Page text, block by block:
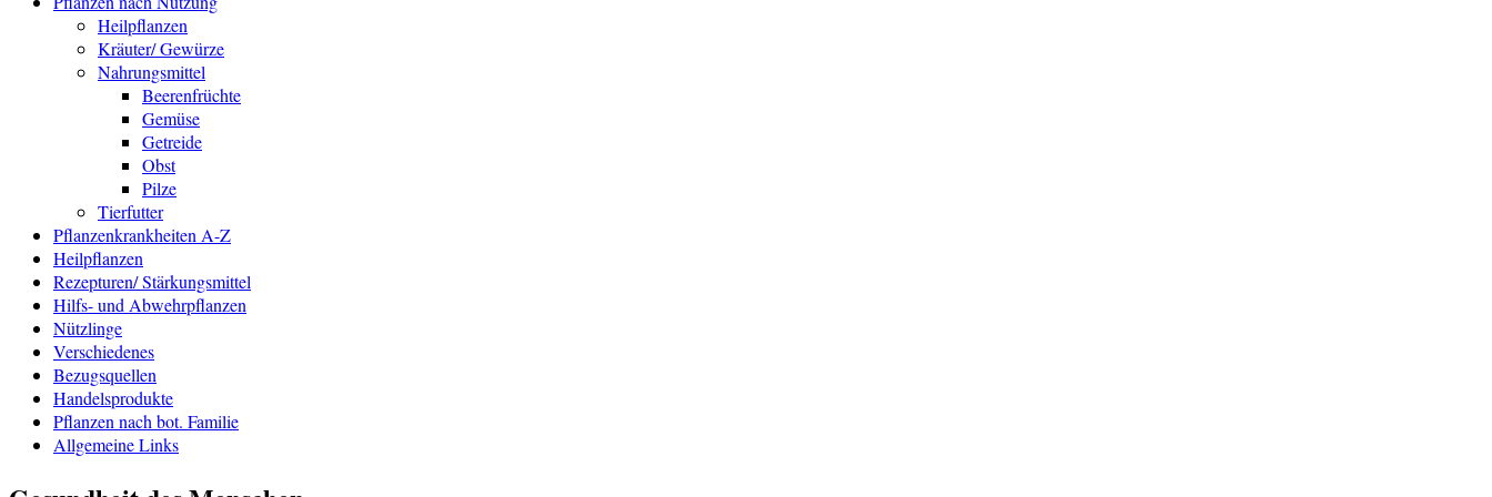
Heilpflanzen
Kräuter/ Gewürze
Nahrungsmittel
Beerenfrüchte
Gemüse
Getreide
Obst
Pilze
Tierfutter
Pflanzenkrankheiten A-Z
Heilpflanzen
Rezepturen/ Stärkungsmittel
Hilfs- und Abwehrpflanzen
Nützlinge
Verschiedenes
Bezugsquellen
Handelsprodukte
Pflanzen nach bot. Familie
Allgemeine Links